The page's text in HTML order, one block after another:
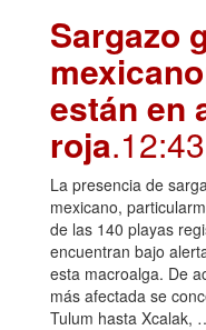
Sargazo
están en
roja.12:43
La presencia de
mexicano,
de las 140 playas
encuentran bajo
esta macroalga. De
más afectada se
Tulum hasta Xcalak,